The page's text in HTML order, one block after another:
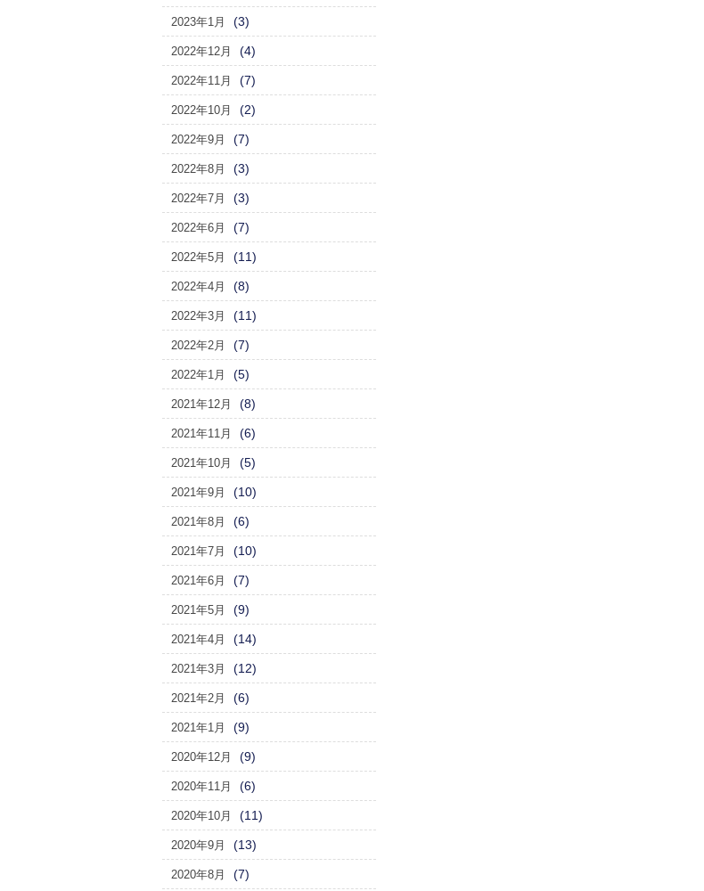
2023年1月 (3)
2022年12月 (4)
2022年11月 (7)
2022年10月 (2)
2022年9月 (7)
2022年8月 (3)
2022年7月 (3)
2022年6月 (7)
2022年5月 (11)
2022年4月 (8)
2022年3月 (11)
2022年2月 (7)
2022年1月 (5)
2021年12月 (8)
2021年11月 (6)
2021年10月 (5)
2021年9月 (10)
2021年8月 (6)
2021年7月 (10)
2021年6月 (7)
2021年5月 (9)
2021年4月 (14)
2021年3月 (12)
2021年2月 (6)
2021年1月 (9)
2020年12月 (9)
2020年11月 (6)
2020年10月 (11)
2020年9月 (13)
2020年8月 (7)